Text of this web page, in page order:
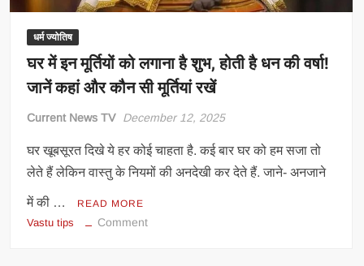
धर्म ज्योतिष
घर में इन मूर्तियों को लगाना है शुभ, होती है धन की वर्षा!
जानें कहां और कौन सी मूर्तियां रखें
Current News TV December 12, 2025
घर खूबसूरत दिखे ये हर कोई चाहता है. कई बार घर को हम सजा तो
लेते हैं लेकिन वास्तु के नियमों की अनदेखी कर देते हैं. जाने- अनजाने
में की … READ MORE
Vastu tips Commenton